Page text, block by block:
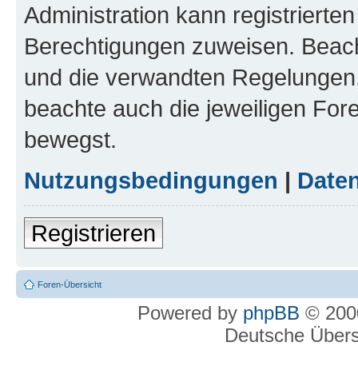
Administration kann
Berechtigungen zuweisen.
und die verwandten
beachte auch die jeweiligen
bewegst.
Nutzungsbedingungen |
Registrieren
Foren-Übersicht
Powered by phpBB ©
Deutsche